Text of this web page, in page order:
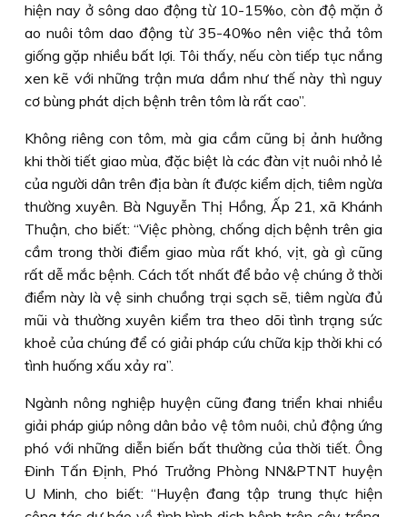
hiện nay ở sông dao động từ 10-15%o, còn độ mặn ở
ao nuôi tôm dao động từ 35-40%o nên việc thả tôm
giống gặp nhiều bất lợi. Tôi thấy, nếu còn tiếp tục nắng
xen kẽ với những trận mưa dầm như thế này thì nguy
cơ bùng phát dịch bệnh trên tôm là rất cao”.
Không riêng con tôm, mà gia cầm cũng bị ảnh hưởng
khi thời tiết giao mùa, đặc biệt là các đàn vịt nuôi nhỏ lẻ
của người dân trên địa bàn ít được kiểm dịch, tiêm ngừa
thường xuyên. Bà Nguyễn Thị Hồng, Ấp 21, xã Khánh
Thuận, cho biết: “Việc phòng, chống dịch bệnh trên gia
cầm trong thời điểm giao mùa rất khó, vịt, gà gì cũng
rất dễ mắc bệnh. Cách tốt nhất để bảo vệ chúng ở thời
điểm này là vệ sinh chuồng trại sạch sẽ, tiêm ngừa đủ
mũi và thường xuyên kiểm tra theo dõi tình trạng sức
khoẻ của chúng để có giải pháp cứu chữa kịp thời khi có
tình huống xấu xảy ra”.
Ngành nông nghiệp huyện cũng đang triển khai nhiều
giải pháp giúp nông dân bảo vệ tôm nuôi, chủ động ứng
phó với những diễn biến bất thường của thời tiết. Ông
Ðinh Tấn Ðịnh, Phó Trưởng Phòng NN&PTNT huyện
U Minh, cho biết: “Huyện đang tập trung thực hiện